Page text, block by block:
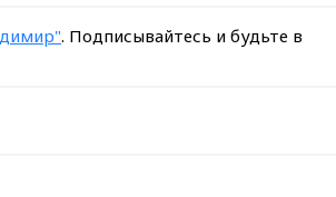
. Подписывайтесь и будьте в